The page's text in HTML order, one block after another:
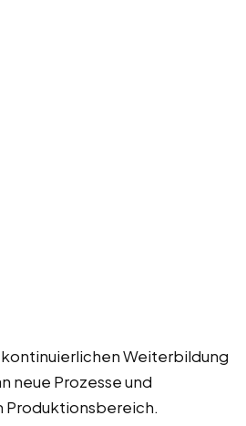
Weiterbildung
neue Prozesse und
Produktionsbereich.